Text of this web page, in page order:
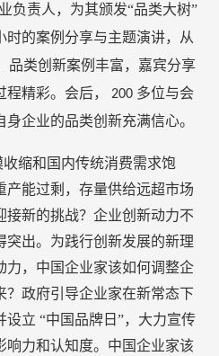
负责人，为其颁发“品类大树”
时的案例分享与主题演讲，从
品类创新案例丰富，嘉宾分享
精彩。会后， 200 多位与会
企业的品类创新充满信心。
缩和国内传统消费需求饱
产能过剩，存量供给远超市场
接新的挑战？企业创新动力不
突出。为践行创新发展的新理
力，中国企业家该如何调整企
？政府引导企业家在新常态下
设立 “中国品牌日”，大力宣传
响力和认知度。中国企业家该